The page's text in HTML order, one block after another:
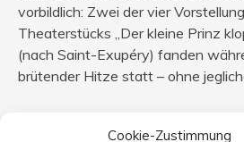
Cookie-Zustimmung
vorbildlich: Zwei der vier
Theaterstücks „Der kleine Prinz
(nach Saint-Exupéry) fanden
brütender Hitze statt – ohne